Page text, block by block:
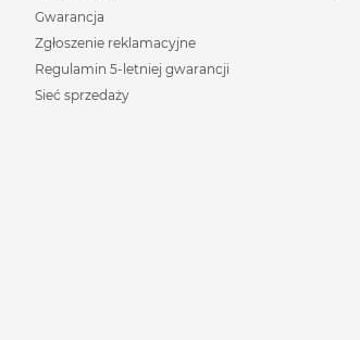
Gwarancja
Zgłoszenie reklamacyjne
Regulamin 5-letniej gwarancji
Sieć sprzedaży